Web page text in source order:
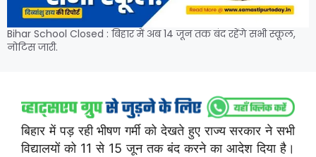
Bihar School Closed : बिहार में अब 14 जून तक बंद रहेंगे सभी स्कूल,
नोटिस जारी.
बिहार में पड़ रही भीषण गर्मी को देखते हुए राज्य सरकार ने सभी
विद्यालयों को 11 से 15 जून तक बंद करने का आदेश दिया है।